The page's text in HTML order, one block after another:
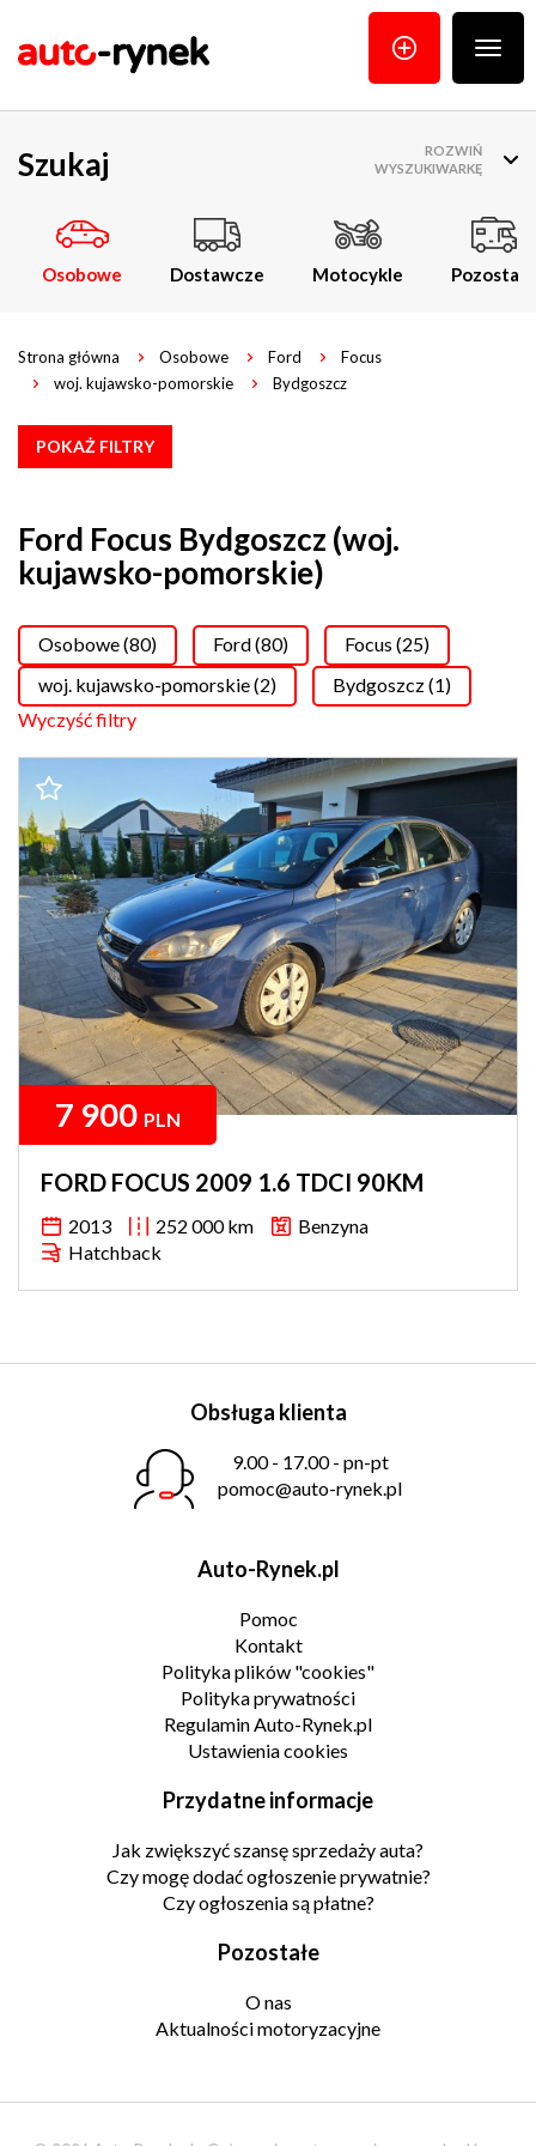
menu
Szukaj
Osobowe Dostawcze Motocykle Pozostałe
ROZWIŃ
WYSZUKIWARKĘ
Strona główna Osobowe Ford
Focus
woj. kujawsko-pomorskie
Bydgoszcz
POKAŻ FILTRY
Ford Focus Bydgoszcz (woj.
kujawsko-pomorskie)
Osobowe (80) Ford (80)
Focus (25)
woj. kujawsko-pomorskie (2)
Bydgoszcz (1)
Wyczyść filtry
7 900 PLN
FORD FOCUS 2009 1.6 TDCI 90KM
2013 252 000 km
Benzyna
Hatchback
Obsługa klienta
9.00 - 17.00 - pn-pt
pomoc@auto-rynek.pl
Auto-Rynek.pl
Pomoc
Kontakt
Polityka plików "cookies"
Polityka prywatności
Regulamin Auto-Rynek.pl
Ustawienia cookies
Przydatne informacje
Jak zwiększyć szansę sprzedaży auta?
Czy mogę dodać ogłoszenie prywatnie?
Czy ogłoszenia są płatne?
Pozostałe
O nas
Aktualności motoryzacyjne